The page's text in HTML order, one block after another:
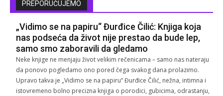
PREPORUČUJEMO
„Vidimo se na papiru“ Đurđice Čilić: Knjiga koja
nas podseća da život nije prestao da bude lep,
samo smo zaboravili da gledamo
Neke knjige ne menjaju život velikim rečenicama – samo nas nateraju
da ponovo pogledamo ono pored čega svakog dana prolazimo.
Upravo takva je „Vidimo se na papiru“ Đurđice Čilić, nežna, intimna i
istovremeno bolno precizna knjiga o porodici, gubicima, odrastanju,